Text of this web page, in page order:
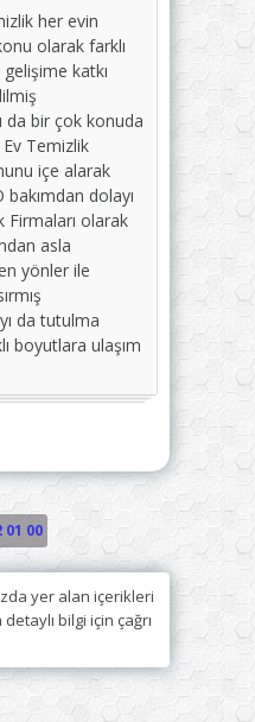
her evin
olarak farklı
katkı
da bir çok konuda
Ev Temizlik
içe alarak
bakımdan dolayı
Firmaları olarak
asla
yönler ile
da tutulma
boyutlara ulaşım
01 00
yer alan içerikleri
bilgi için çağrı